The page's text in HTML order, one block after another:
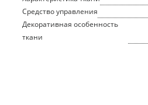
Средство управления
Декоративная особенность
ткани